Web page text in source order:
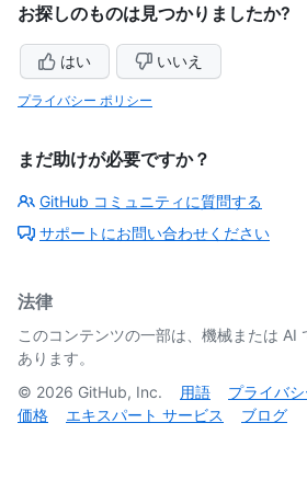
お探しのものは見つかりましたか?
はい いいえ
プライバシー ポリシー
まだ助けが必要ですか？
GitHub コミュニティに質問する
サポートにお問い合わせください
法律
このコンテンツの一部は、機械または AI
あります。
© 2026 GitHub, Inc. 用語 プライバ
価格
エキスパート サービス ブログ